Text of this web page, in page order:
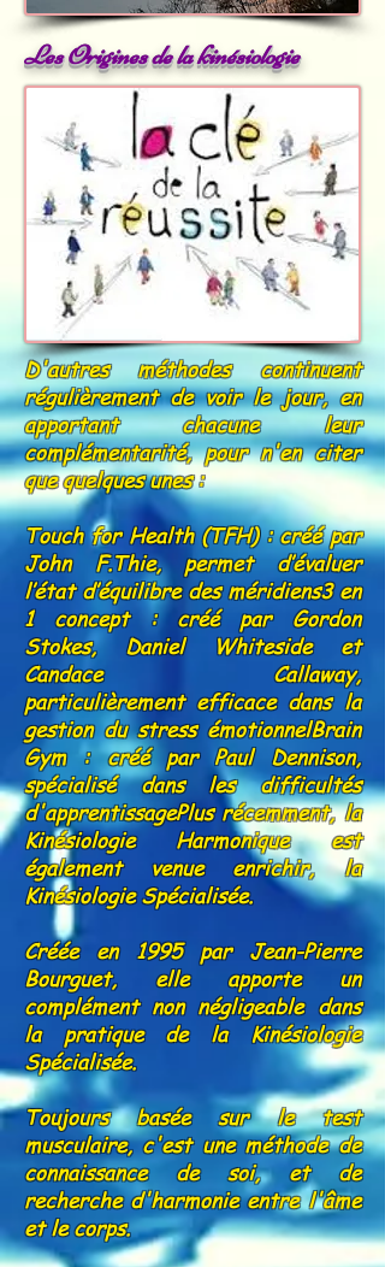
Les Origines de la kinésiologie
D'autres méthodes continuent
régulièrement de voir le jour, en
apportant chacune leur
complémentarité, pour n'en citer
que quelques unes :
Touch for Health (TFH) : créé par
John F.Thie, permet d’évaluer
l’état d’équilibre des méridiens3 en
1 concept : créé par Gordon
Stokes, Daniel Whiteside et
Candace Callaway,
particulièrement efficace dans la
gestion du stress émotionnelBrain
Gym : créé par Paul Dennison,
spécialisé dans les difficultés
d'apprentissagePlus récemment, la
Kinésiologie Harmonique est
également venue enrichir, la
Kinésiologie Spécialisée.
Créée en 1995 par Jean-Pierre
Bourguet, elle apporte un
complément non négligeable dans
la pratique de la Kinésiologie
Spécialisée.
Toujours basée sur le test
musculaire, c'est une méthode de
connaissance de soi, et de
recherche d'harmonie entre l'âme
et le corps.